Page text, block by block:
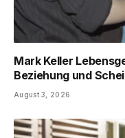
Mark Keller
Beziehung und
August 3, 2026